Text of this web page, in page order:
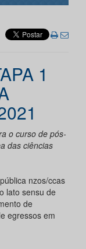
1
o curso de pós-
das ciências
nzos/ccas
lato sensu de
de
egressos em